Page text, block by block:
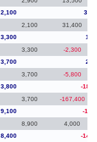
2,100
2,100 31,400
3,300
3,300 -2,300
3,700
3,700 -5,800
3,800
-
3,700 -167,400
9,100
-
8,900 4,000
8,400 -